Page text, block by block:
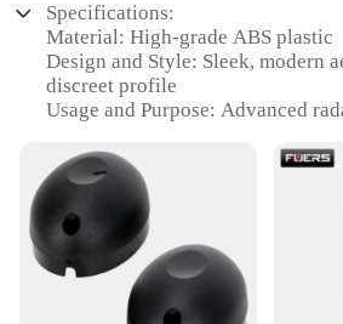
Specifications:
Material: High-grade ABS plastic
Design and Style: Sleek, modern
discreet profile
Usage and Purpose: Advanced
Performance and Property:
alarm system with intelligent
Parts and Accessories:
all necessary components for
Applicable People: Ideal for
businesses, and security-